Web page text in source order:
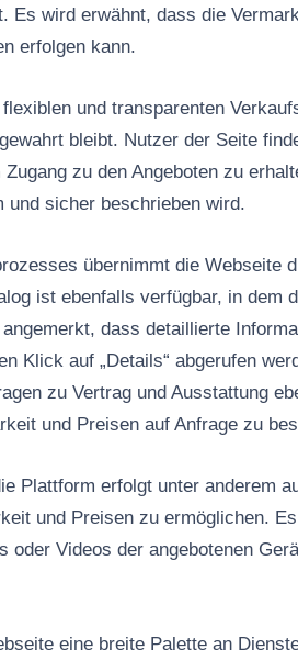
Es wird erwähnt, dass die
erfolgen kann.
und transparenten
bleibt. Nutzer der Seite
zu den Angeboten zu
und sicher beschrieben wird.
übernimmt die Webseite
ist ebenfalls verfügbar, in dem
dass detaillierte
Klick auf „Details“ abgerufen
zu Vertrag und Ausstattung
und Preisen auf Anfrage zu
Plattform erfolgt unter anderem
und Preisen zu ermöglichen.
oder Videos der angebotenen
eine breite Palette an